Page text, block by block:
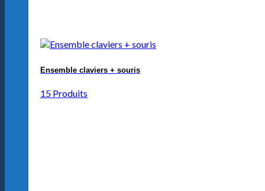
Ensemble claviers + souris
15 Produits